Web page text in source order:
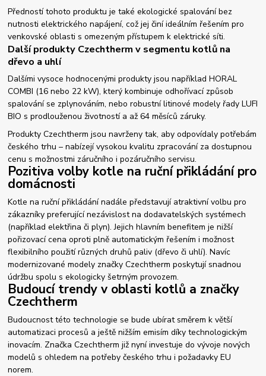
Předností tohoto produktu je také ekologické spalování bez
nutnosti elektrického napájení, což jej činí ideálním řešením pro
venkovské oblasti s omezeným přístupem k elektrické síti.
Další produkty Czechtherm v segmentu kotlů na
dřevo a uhlí
Dalšími vysoce hodnocenými produkty jsou například HORAL
COMBI (16 nebo 22 kW), který kombinuje odhořívací způsob
spalování se zplynováním, nebo robustní litinové modely řady LUFI
BIO s prodlouženou životností a až 64 měsíců záruky.
Produkty Czechtherm jsou navrženy tak, aby odpovídaly potřebám
českého trhu – nabízejí vysokou kvalitu zpracování za dostupnou
cenu s možnostmi záručního i pozáručního servisu.
Pozitiva volby kotle na ruční přikládání pro
domácnosti
Kotle na ruční přikládání nadále představují atraktivní volbu pro
zákazníky preferující nezávislost na dodavatelských systémech
(například elektřina či plyn). Jejich hlavním benefitem je nižší
pořizovací cena oproti plně automatickým řešením i možnost
flexibilního použití různých druhů paliv (dřevo či uhlí). Navíc
modernizované modely značky Czechtherm poskytují snadnou
údržbu spolu s ekologicky šetrným provozem.
Budoucí trendy v oblasti kotlů a značky
Czechtherm
Budoucnost této technologie se bude ubírat směrem k větší
automatizaci procesů a ještě nižším emisím díky technologickým
inovacím. Značka Czechtherm již nyní investuje do vývoje nových
modelů s ohledem na potřeby českého trhu i požadavky EU
norem.